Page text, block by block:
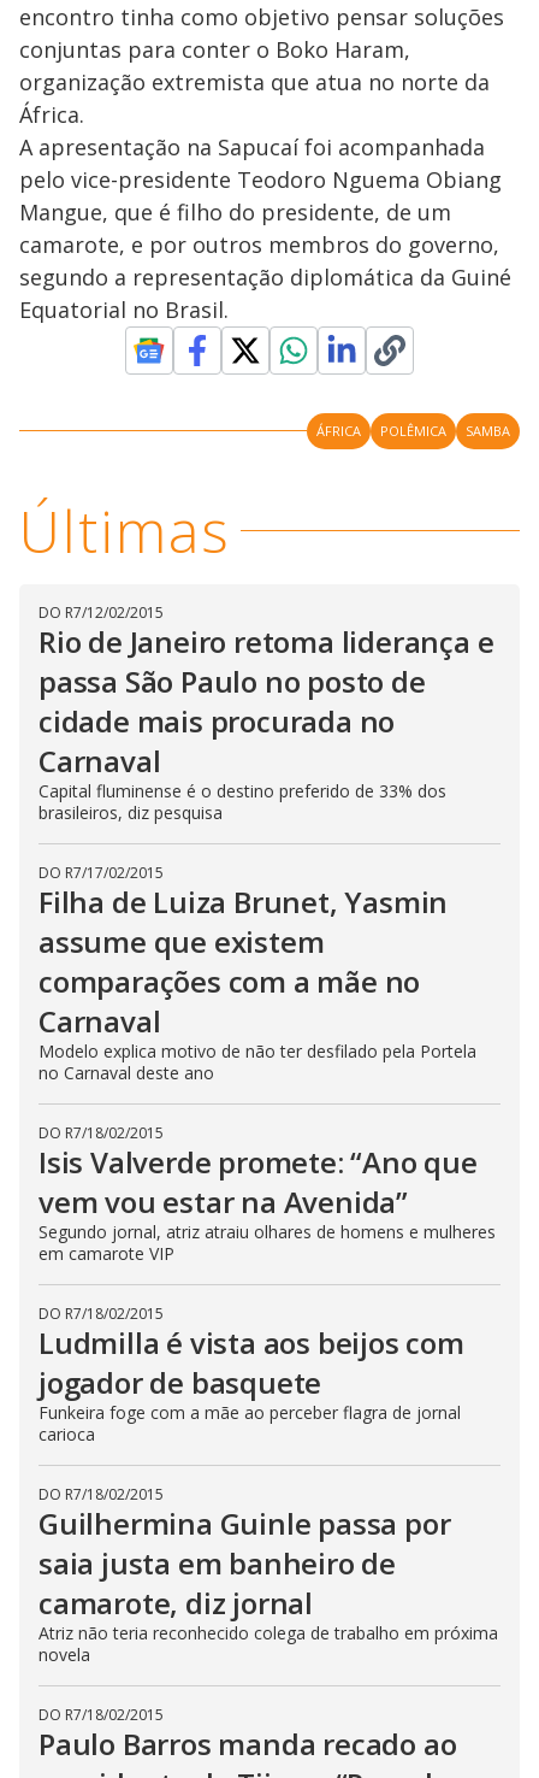
encontro tinha como objetivo pensar soluções
conjuntas para conter o Boko Haram,
organização extremista que atua no norte da
África.
A apresentação na Sapucaí foi acompanhada
pelo vice-presidente Teodoro Nguema Obiang
Mangue, que é filho do presidente, de um
camarote, e por outros membros do governo,
segundo a representação diplomática da Guiné
Equatorial no Brasil.
ÁFRICA POLÊMICA SAMBA
Últimas
DO R7/12/02/2015
Rio de Janeiro retoma liderança e
passa São Paulo no posto de
cidade mais procurada no
Carnaval
Capital fluminense é o destino preferido de 33% dos
brasileiros, diz pesquisa
DO R7/17/02/2015
Filha de Luiza Brunet, Yasmin
assume que existem
comparações com a mãe no
Carnaval
Modelo explica motivo de não ter desfilado pela Portela
no Carnaval deste ano
DO R7/18/02/2015
Isis Valverde promete: “Ano que
vem vou estar na Avenida”
Segundo jornal, atriz atraiu olhares de homens e mulheres
em camarote VIP
DO R7/18/02/2015
Ludmilla é vista aos beijos com
jogador de basquete
Funkeira foge com a mãe ao perceber flagra de jornal
carioca
DO R7/18/02/2015
Guilhermina Guinle passa por
saia justa em banheiro de
camarote, diz jornal
Atriz não teria reconhecido colega de trabalho em próxima
novela
DO R7/18/02/2015
Paulo Barros manda recado ao